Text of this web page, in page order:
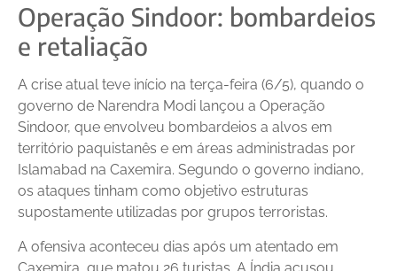
Operação Sindoor: bombardeios
e retaliação
A crise atual teve início na terça-feira (6/5), quando o
governo de Narendra Modi lançou a Operação
Sindoor, que envolveu bombardeios a alvos em
território paquistanês e em áreas administradas por
Islamabad na Caxemira. Segundo o governo indiano,
os ataques tinham como objetivo estruturas
supostamente utilizadas por grupos terroristas.
A ofensiva aconteceu dias após um atentado em